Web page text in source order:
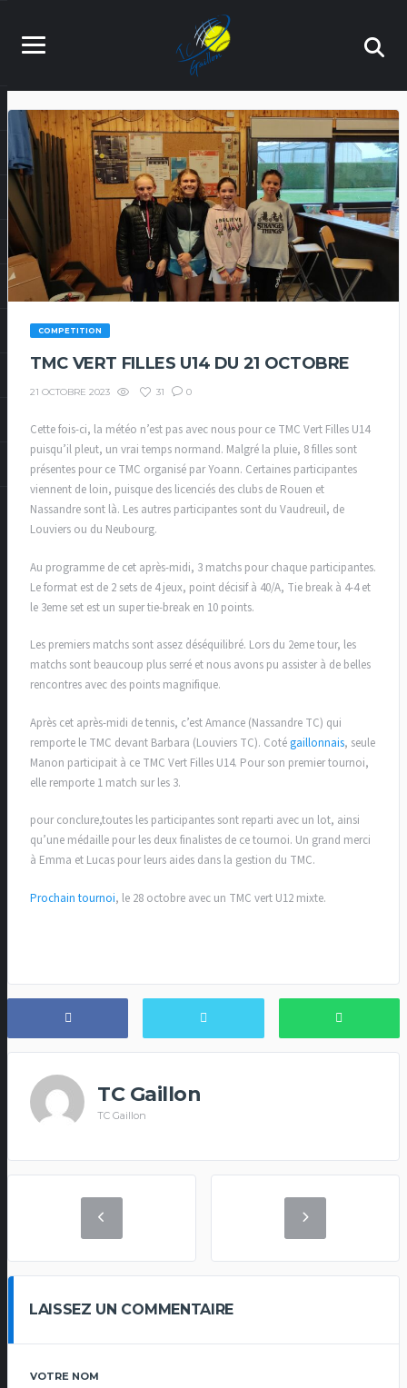
COMPETITION
TMC VERT FILLES U14 DU 21 OCTOBRE
21 OCTOBRE 2023 31 0
Cette fois-ci, la météo n’est pas avec nous pour ce TMC Vert Filles U14
puisqu’il pleut, un vrai temps normand. Malgré la pluie, 8 filles sont
présentes pour ce TMC organisé par Yoann. Certaines participantes
viennent de loin, puisque des licenciés des clubs de Rouen et
Nassandre sont là. Les autres participantes sont du Vaudreuil, de
Louviers ou du Neubourg.
Au programme de cet après-midi, 3 matchs pour chaque participantes.
Le format est de 2 sets de 4 jeux, point décisif à 40/A, Tie break à 4-4 et
le 3eme set est un super tie-break en 10 points.
Les premiers matchs sont assez déséquilibré. Lors du 2eme tour, les
matchs sont beaucoup plus serré et nous avons pu assister à de belles
rencontres avec des points magnifique.
Après cet après-midi de tennis, c’est Amance (Nassandre TC) qui
remporte le TMC devant Barbara (Louviers TC). Cotégaillonnais, seule
Manon participait à ce TMC Vert Filles U14. Pour son premier tournoi,
elle remporte 1 match sur les 3.
pour conclure,toutes les participantes sont reparti avec un lot, ainsi
qu’une médaille pour les deux finalistes de ce tournoi. Un grand merci
à Emma et Lucas pour leurs aides dans la gestion du TMC.
Prochain tournoi, le 28 octobre avec un TMC vert U12 mixte.
TC Gaillon
TC Gaillon
LAISSEZ UN COMMENTAIRE
VOTRE NOM